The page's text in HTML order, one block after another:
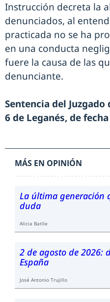
Instrucción decreta la
denunciados, al
practicada no se ha
en una conducta
fuere la causa de las
denunciante.
Sentencia del
6 de Leganés, de
MÁS EN OPINIÓN
La última generación
duda
Alicia Batlle
2 de agosto de 2026:
España
José Antonio Trujillo